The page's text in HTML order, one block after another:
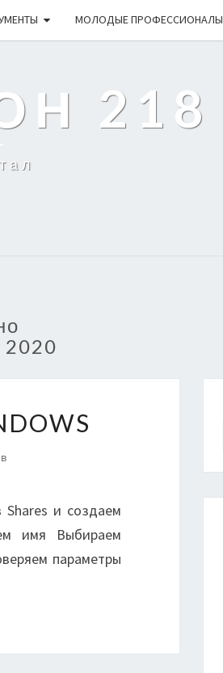
МОЛОДЫЕ ПРОФЕССИОНАЛЫ
218
2020
Shares и создаем
имя Выбираем
параметры